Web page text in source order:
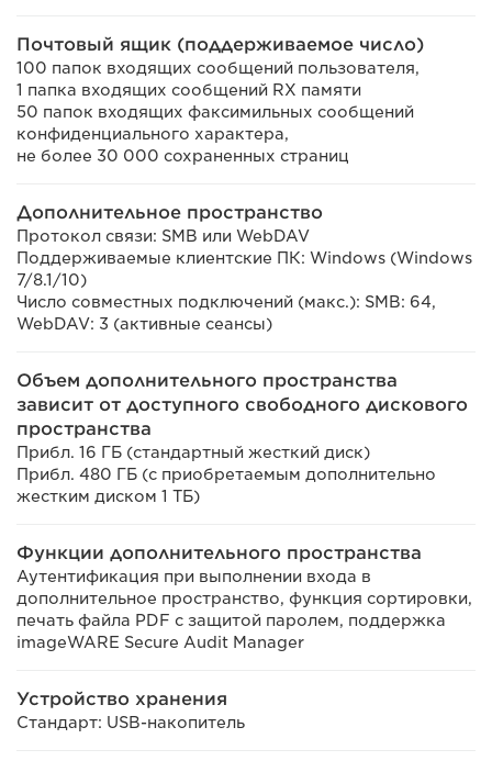
Почтовый ящик (поддерживаемое число)
100 папок входящих сообщений пользователя,
1 папка входящих сообщений RX памяти
50 папок входящих факсимильных сообщений
конфиденциального характера,
не более 30 000 сохраненных страниц
Дополнительное пространство
Протокол связи: SMB или WebDAV
Поддерживаемые клиентские ПК: Windows (Windows
7/8.1/10)
Число совместных подключений (макс.): SMB: 64,
WebDAV: 3 (активные сеансы)
Объем дополнительного пространства
зависит от доступного свободного дискового
пространства
Прибл. 16 ГБ (стандартный жесткий диск)
Прибл. 480 ГБ (с приобретаемым дополнительно
жестким диском 1 ТБ)
Функции дополнительного пространства
Аутентификация при выполнении входа в
дополнительное пространство, функция сортировки,
печать файла PDF с защитой паролем, поддержка
imageWARE Secure Audit Manager
Устройство хранения
Стандарт: USB-накопитель